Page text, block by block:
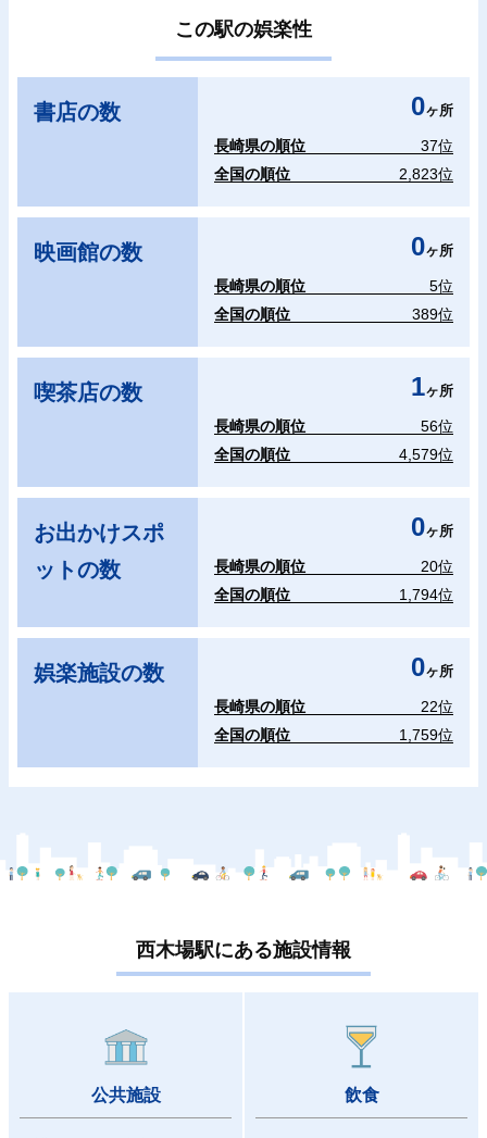
この駅の娯楽性
書店の数 0ヶ所
長崎県の順位
37位
全国の順位
2,823位
映画館の数 0ヶ所
長崎県の順位
5位
全国の順位
389位
喫茶店の数 1ヶ所
長崎県の順位
56位
全国の順位
4,579位
お出かけスポ
ットの数
0ヶ所
長崎県の順位
20位
全国の順位
1,794位
娯楽施設の数 0ヶ所
長崎県の順位
22位
全国の順位
1,759位
西木場駅にある施設情報
公共施設 飲食